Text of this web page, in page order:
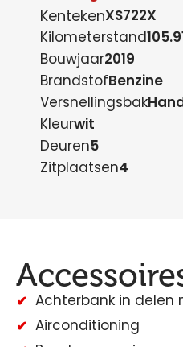
KentekenXS722X
Kilometerstand
Bouwjaar2019
BrandstofBenzine
Versnellingsbak
Kleurwit
Deuren5
Zitplaatsen4
Achterbank in delen
Airconditioning